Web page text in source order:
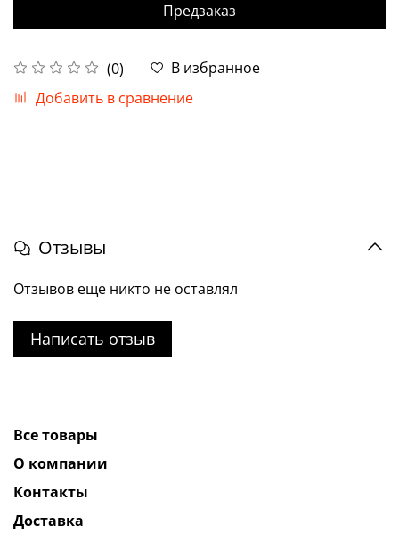
(0)
В избранное
Добавить в сравнение
Предзаказ
Отзывы
Отзывов еще никто не оставлял
Написать отзыв
Все товары
О компании
Контакты
Доставка